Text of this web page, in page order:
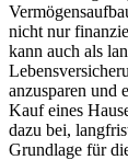
nicht nur
kann auch als
anzusparen und
Kauf eines
dazu bei,
Grundlage für